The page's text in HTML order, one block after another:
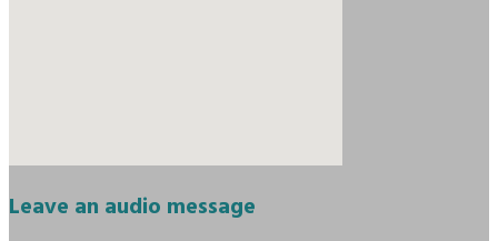
Leave an audio message